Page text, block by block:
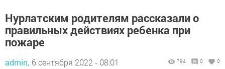
Нурлатским родителям рассказали о
правильных действиях ребенка при
пожаре
admin, 6 сентября 2022 - 08:01 794 0 0